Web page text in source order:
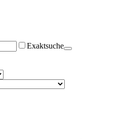
Exaktsuche